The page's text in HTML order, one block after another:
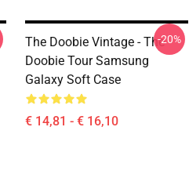
The Doobie Vintage - The
Doobie Tour Samsung
Galaxy Soft Case
€ 14,81 - € 16,10
-20%